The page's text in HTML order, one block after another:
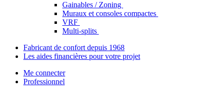
Gainables / Zoning
Muraux et consoles compactes
VRF
Multi-splits
Fabricant de confort depuis 1968
Les aides financières pour votre projet
Me connecter
Professionnel